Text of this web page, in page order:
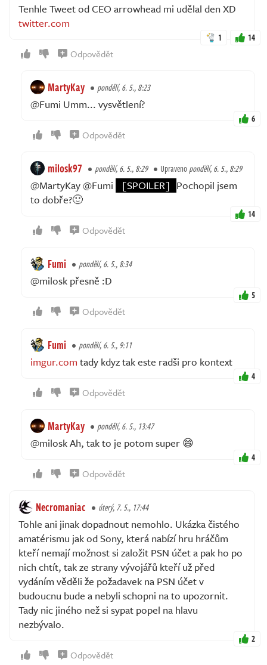
Tenhle Tweet od CEO arrowhead mi udělal den XD
twitter.com
1 14
Odpovědět
MartyKay pondělí, 6. 5., 8:23
@Fumi Umm... vysvětlení?
6
Odpovědět
milosk97 pondělí, 6. 5., 8:29 Upravenopondělí, 6. 5., 8:29
@MartyKay @Fumi [SPOILER] Pochopil jsem
to dobře?🙂
14
Odpovědět
Fumi pondělí, 6. 5., 8:34
@milosk přesně :D
5
Odpovědět
Fumi pondělí, 6. 5., 9:11
imgur.com tady kdyz tak este radši pro kontext
4
Odpovědět
MartyKay pondělí, 6. 5., 13:47
@milosk Ah, tak to je potom super 😄
4
Odpovědět
Necromaniac úterý, 7. 5., 17:44
Tohle ani jinak dopadnout nemohlo. Ukázka čistého
amatérismu jak od Sony, která nabízí hru hráčům
kteří nemají možnost si založit PSN účet a pak ho po
nich chtít, tak ze strany vývojářů kteří už před
vydáním věděli že požadavek na PSN účet v
budoucnu bude a nebyli schopni na to upozornit.
Tady nic jiného než si sypat popel na hlavu
nezbývalo.
2
Odpovědět